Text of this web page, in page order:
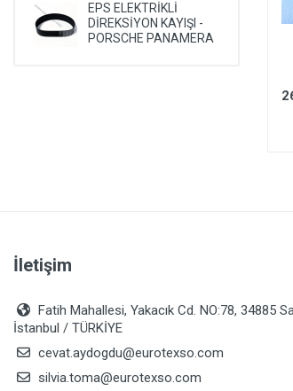
EPS ELEKTRİKLİ
DİREKSİYON KAYIŞI -
PORSCHE PANAMERA
İletişim
Fatih Mahallesi, Yakacık Cd. NO:78, 34885
İstanbul / TÜRKİYE
cevat.aydogdu@eurotexso.com
silvia.toma@eurotexso.com